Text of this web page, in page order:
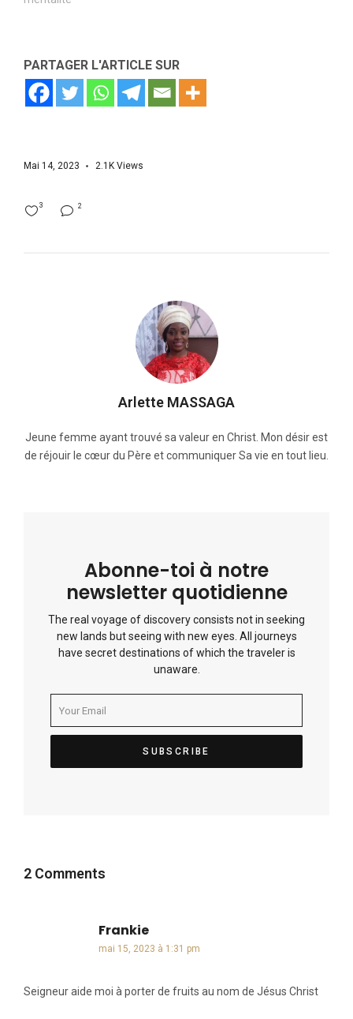
PARTAGER L'ARTICLE SUR
Mai 14, 2023 2.1K Views
2
3
Arlette MASSAGA
Jeune femme ayant trouvé sa valeur en Christ. Mon désir est
de réjouir le cœur du Père et communiquer Sa vie en tout lieu.
Abonne-toi à notre
newsletter quotidienne
The real voyage of discovery consists not in seeking
new lands but seeing with new eyes. All journeys
have secret destinations of which the traveler is
unaware.
2 Comments
Frankiedit :
mai 15, 2023 à 1:31 pm
Seigneur aide moi à porter de fruits au nom de Jésus Christ